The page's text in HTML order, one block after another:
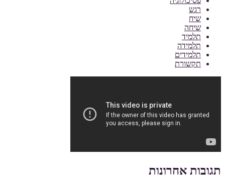
רגש
שיח
שיחה
תלמיד
תלמידה
תלמידים
תקשורת
תגובות אחרונות